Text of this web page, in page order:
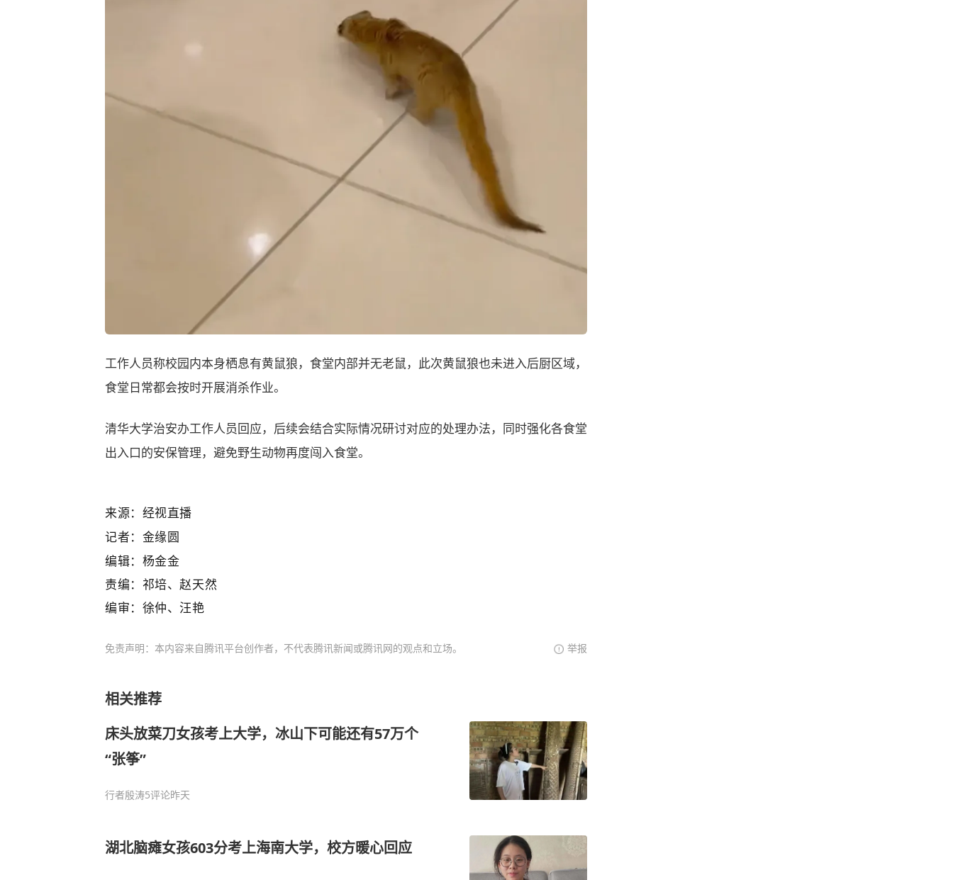
工作人员称校园内本身栖息有黄鼠狼，食堂内部并无老鼠，此次黄鼠狼也未进入后厨区域，
食堂日常都会按时开展消杀作业。
清华大学治安办工作人员回应，后续会结合实际情况研讨对应的处理办法，同时强化各食堂
出入口的安保管理，避免野生动物再度闯入食堂。
来源：经视直播
记者：金缘圆
编辑：杨金金
责编：祁培、赵天然
编审：徐仲、汪艳
免责声明：本内容来自腾讯平台创作者，不代表腾讯新闻或腾讯网的观点和立场。 举报
相关推荐
床头放菜刀女孩考上大学，冰山下可能还有57万个
“张筝”
行者殷涛5评论昨天
湖北脑瘫女孩603分考上海南大学，校方暖心回应